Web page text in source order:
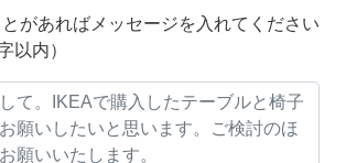
があればメッセージを入れてください
以内）